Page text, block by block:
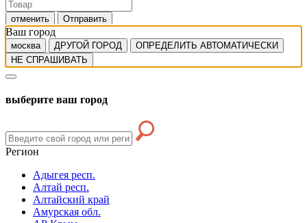
отменить Отправить
Ваш город
москва ДРУГОЙ ГОРОД
ОПРЕДЕЛИТЬ АВТОМАТИЧЕСКИ
НЕ СПРАШИВАТЬ
выберите ваш город
Регион
Адыгея респ.
Алтай респ.
Алтайский край
Амурская обл.